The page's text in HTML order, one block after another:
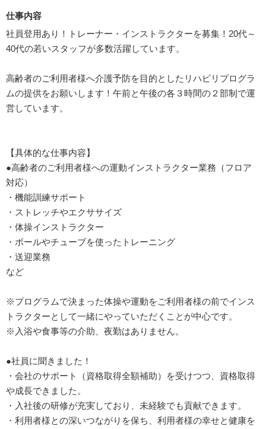
仕事内容
社員登用あり！トレーナー・インストラクターを募集！20代～
40代の若いスタッフが多数活躍しています。
高齢者のご利用者様へ介護予防を目的としたリハビリプログラ
ムの提供をお願いします！午前と午後の各３時間の２部制で運
営しています。
【具体的な仕事内容】
●高齢者のご利用者様への運動インストラクター業務（フロア
対応）
・機能訓練サポート
・ストレッチやエクササイズ
・体操インストラクター
・ボールやチューブを使ったトレーニング
・送迎業務
など
※プログラムで決まった体操や運動をご利用者様の前でインス
トラクターとして一緒にやっていただくことが中心です。
※入浴や食事等の介助、夜勤はありません。
●社員に聞きました！
・会社のサポート（資格取得全額補助）を受けつつ、資格取得
や成長できました。
・入社後の研修が充実しており、未経験でも貢献できます。
・利用者様との深いつながりを保ち、利用者様の幸せと健康を